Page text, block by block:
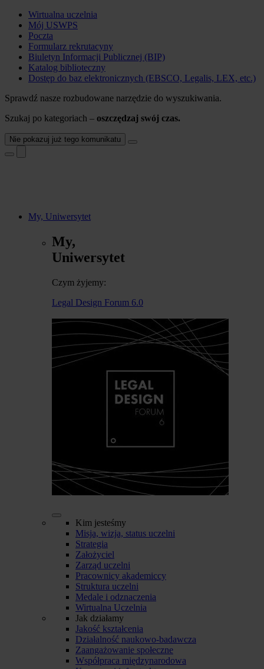
Wirtualna uczelnia
Mój USWPS
Poczta
Formularz rekrutacyny
Biuletyn Informacji Publicznej (BIP)
Katalog biblioteczny
Dostęp do baz elektronicznych (EBSCO, Legalis, LEX, etc.)
Sprawdź nasze rozbudowane narzędzie do wyszukiwania.
Szukaj po kategoriach – oszczędzaj swój czas.
Nie pokazuj już tego komunikatu
My, Uniwersytet
My,
Uniwersytet
Czym żyjemy:
Legal Design Forum 6.0
Kim jesteśmy
Misja, wizja, status uczelni
Strategia
Założyciel
Zarząd uczelni
Pracownicy akademiccy
Struktura uczelni
Medale i odznaczenia
Wirtualna Uczelnia
Jak działamy
Jakość kształcenia
Działalność naukowo-badawcza
Zaangażowanie społeczne
Współpraca międzynarodowa